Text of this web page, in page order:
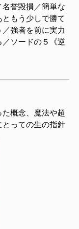
誉毀損／簡単な
もう少しで勝て
強者を前に実力
ソードの５《逆
概念、魔法や超
っての生の指針